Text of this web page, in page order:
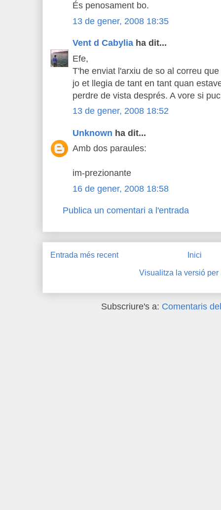
És penosament bo.
13 de gener, 2008 18:35
Vent d Cabylia ha dit...
Efe,
T'he enviat l'arxiu de so al correu
jo et llegia de tant en tant quan
perdre de vista després. A vore si
13 de gener, 2008 18:52
Unknown ha dit...
Amb dos paraules:
im-prezionante
16 de gener, 2008 18:58
Publica un comentari a l'entrada
Entrada més recent Inici
Visualitza la versió per
Subscriure's a: Comentaris